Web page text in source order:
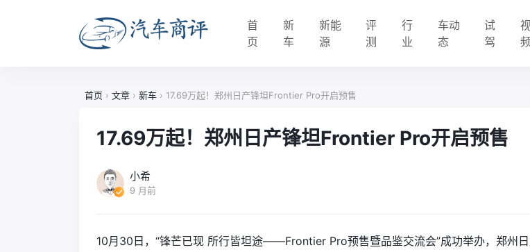
首
页
新
车
新能
源
评
测
行
业
车动
态
试
驾
首页 › 文章 › 新车 › 17.69万起！郑州日产锋坦Frontier Pro开启预售
17.69万起！郑州日产锋坦Frontier Pro开启预售
小希
9 月前
10月30日，“锋芒已现 所行皆坦途——Frontier Pro预售暨品鉴交流会”成功举办，郑州